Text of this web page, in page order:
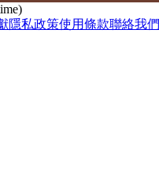
隱私政策使用條款聯絡我們